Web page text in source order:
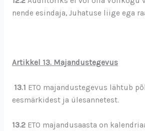
nende esindaja, Juhatuse liige ega
Artikkel 13. Majandustegevus
13.1 ETO majandustegevus lähtub
eesmärkidest ja ülesannetest.
13.2ETO majandusaasta on